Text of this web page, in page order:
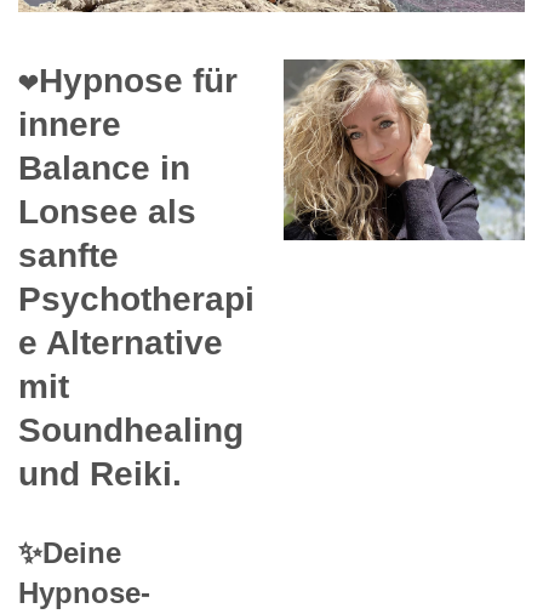
❤️Hypnose für
innere
Balance in
Lonsee als
sanfte
Psychotherapi
e Alternative
mit
Soundhealing
und Reiki.
✨Deine
Hypnose-